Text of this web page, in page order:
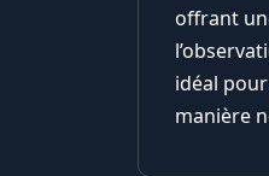
offrant
idéal
manière